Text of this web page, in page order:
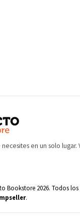
en un solo lugar.
Bookstore 2026. Todos los
.